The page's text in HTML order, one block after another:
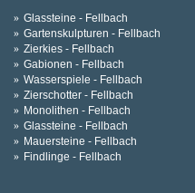
Glassteine - Fellbach
Gartenskulpturen - Fellbach
Zierkies - Fellbach
Gabionen - Fellbach
Wasserspiele - Fellbach
Zierschotter - Fellbach
Monolithen - Fellbach
Glassteine - Fellbach
Mauersteine - Fellbach
Findlinge - Fellbach